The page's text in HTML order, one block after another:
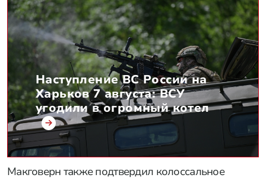
Наступление ВС России на
Харьков 7 августа: ВСУ
угодили в огромный котел
Макговерн также подтвердил колоссальное